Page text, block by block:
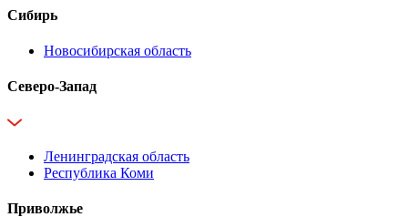
Сибирь
Новосибирская область
Северо-Запад
Ленинградская область
Республика Коми
Приволжье